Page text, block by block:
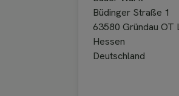
Büdinger Straße 1
63580 Gründau OT
Hessen
Deutschland